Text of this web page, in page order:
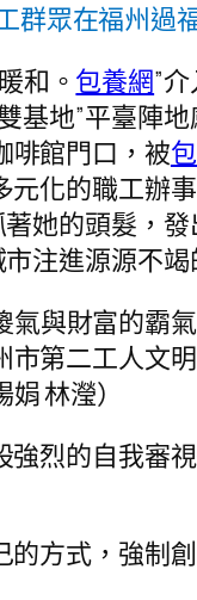
群眾在福州過
和。 包養網”
基地”平臺陣
啡館門口，被
化的職工辦
她的頭髮，
注進源源不竭
氣與財富的霸
第二工人文
林瀅）
烈的自我審
方式，強制